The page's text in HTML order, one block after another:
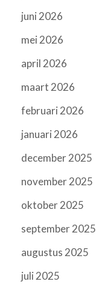
juni 2026
mei 2026
april 2026
maart 2026
februari 2026
januari 2026
december 2025
november 2025
oktober 2025
september 2025
augustus 2025
juli 2025